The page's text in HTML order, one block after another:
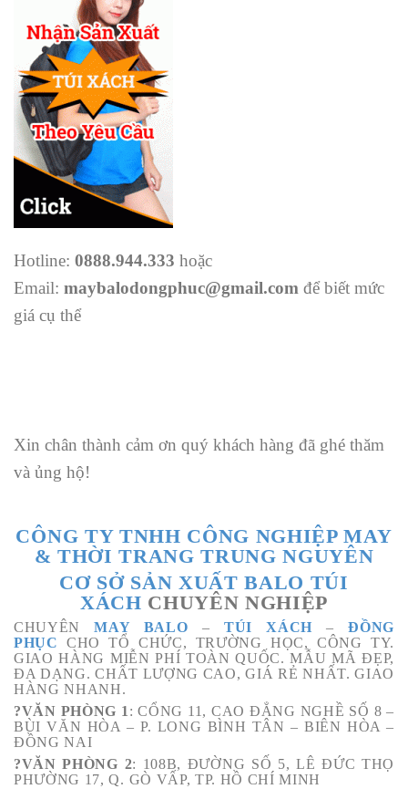
Hotline: 0888.944.333 hoặc
Email: maybalodongphuc@gmail.com để biết mức
giá cụ thể
Xin chân thành cảm ơn quý khách hàng đã ghé thăm
và ủng hộ!
CÔNG TY TNHH CÔNG NGHIỆP MAY
& THỜI TRANG TRUNG NGUYÊN
CƠ SỞ SẢN XUẤT BALO TÚI
XÁCH CHUYÊN NGHIỆP
CHUYÊNMAY BALO – TÚI XÁCH –ĐỒNG
PHỤC CHO TỔ CHỨC, TRƯỜNG HỌC, CÔNG TY.
GIAO HÀNG MIỄN PHÍ TOÀN QUỐC. MẪU MÃ ĐẸP,
ĐA DẠNG. CHẤT LƯỢNG CAO, GIÁ RẺ NHẤT. GIAO
HÀNG NHANH.
?VĂN PHÒNG 1: CỔNG 11, CAO ĐẲNG NGHỀ SỐ 8 –
BÙI VĂN HÒA – P. LONG BÌNH TÂN – BIÊN HÒA –
ĐỒNG NAI
?VĂN PHÒNG 2: 108B, ĐƯỜNG SỐ 5, LÊ ĐỨC THỌ
PHƯỜNG 17, Q. GÒ VẤP, TP. HỒ CHÍ MINH